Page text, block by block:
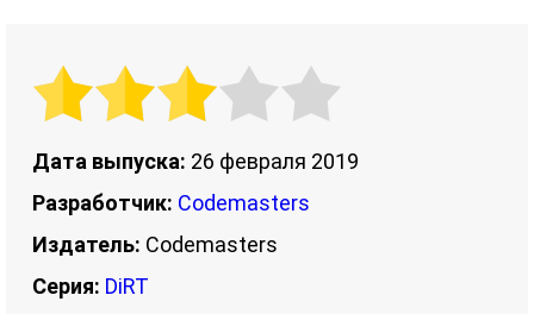
Дата выпуска: 26 февраля 2019
Разработчик: Codemasters
Издатель: Codemasters
Серия: DiRT